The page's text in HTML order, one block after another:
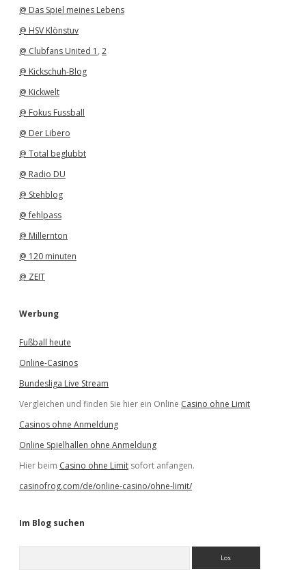
@ Das Spiel meines Lebens
@ HSV Klönstuv
@ Clubfans United 1 , 2
@ Kickschuh-Blog
@ Kickwelt
@ Fokus Fussball
@ Der Libero
@ Total beglubbt
@ Radio DU
@ Stehblog
@ fehlpass
@ Millernton
@ 120 minuten
@ ZEIT
Werbung
Fußball heute
Online-Casinos
Bundesliga Live Stream
Vergleichen und finden Sie hier ein Online Casino ohne Limit
Casinos ohne Anmeldung
Online Spielhallen ohne Anmeldung
Hier beim Casino ohne Limit sofort anfangen.
casinofrog.com/de/online-casino/ohne-limit/
Im Blog suchen